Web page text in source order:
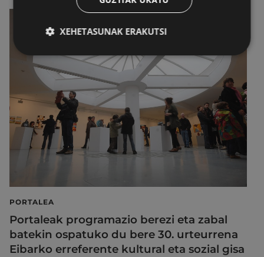
PORTALEA
Portaleak programazio berezi eta zabal
batekin ospatuko du bere 30. urteurrena
Eibarko erreferente kultural eta sozial gisa
XEHETASUNAK ERAKUTSI